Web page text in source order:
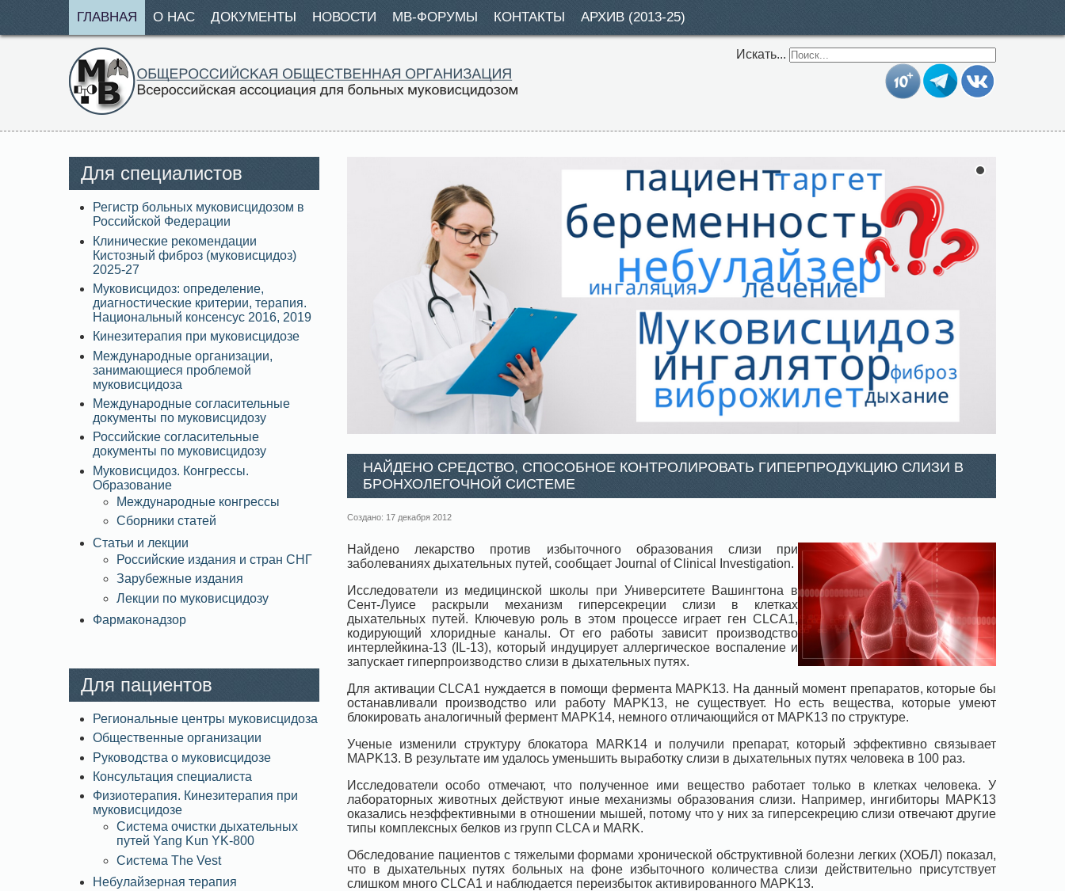
ГЛАВНАЯ О НАС ДОКУМЕНТЫ НОВОСТИ МВ-ФОРУМЫ КОНТАКТЫ АРХИВ (2013-25)
Искать...
НАЙДЕНО СРЕДСТВО, СПОСОБНОЕ КОНТРОЛИРОВАТЬ ГИПЕРПРОДУКЦИЮ СЛИЗИ В
БРОНХОЛЕГОЧНОЙ СИСТЕМЕ
Создано: 17 декабря 2012
Найдено лекарство против избыточного образования слизи при
заболеваниях дыхательных путей, сообщает Journal of Clinical Investigation.
Исследователи из медицинской школы при Университете Вашингтона в
Сент-Луисе раскрыли механизм гиперсекреции слизи в клетках
дыхательных путей. Ключевую роль в этом процессе играет ген CLCA1,
кодирующий хлоридные каналы. От его работы зависит производство
интерлейкина-13 (IL-13), который индуцирует аллергическое воспаление и
запускает гиперпроизводство слизи в дыхательных путях.
Для активации CLCA1 нуждается в помощи фермента MAPK13. На данный момент препаратов, которые бы
останавливали производство или работу MAPK13, не существует. Но есть вещества, которые умеют
блокировать аналогичный фермент MAPK14, немного отличающийся от MAPK13 по структуре.
Ученые изменили структуру блокатора MARK14 и получили препарат, который эффективно связывает
MAPK13. В результате им удалось уменьшить выработку слизи в дыхательных путях человека в 100 раз.
Исследователи особо отмечают, что полученное ими вещество работает только в клетках человека. У
лабораторных животных действуют иные механизмы образования слизи. Например, ингибиторы MAPK13
оказались неэффективными в отношении мышей, потому что у них за гиперсекрецию слизи отвечают другие
типы комплексных белков из групп CLCA и MARK.
Обследование пациентов с тяжелыми формами хронической обструктивной болезни легких (ХОБЛ) показал,
что в дыхательных путях больных на фоне избыточного количества слизи действительно присутствует
слишком много CLCA1 и наблюдается переизбыток активированного MAPK13.
Для специалистов
Регистр больных муковисцидозом в
Российской Федерации
Клинические рекомендации
Кистозный фиброз (муковисцидоз)
2025-27
Муковисцидоз: определение,
диагностические критерии, терапия.
Национальный консенсус 2016, 2019
Кинезитерапия при муковисцидозе
Международные организации,
занимающиеся проблемой
муковисцидоза
Международные согласительные
документы по муковисцидозу
Российские согласительные
документы по муковисцидозу
Муковисцидоз. Конгрессы.
Образование
Международные конгрессы
Сборники статей
Статьи и лекции
Российские издания и стран СНГ
Зарубежные издания
Лекции по муковисцидозу
Фармаконадзор
Для пациентов
Региональные центры муковисцидоза
Общественные организации
Руководства о муковисцидозе
Консультация специалиста
Физиотерапия. Кинезитерапия при
муковисцидозе
Система очистки дыхательных
путей Yang Kun YK-800
Система The Vest
Небулайзерная терапия